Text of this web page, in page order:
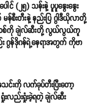
ါင် (၂၅) သန်းနဲ့ ပူပူနွေးနွေး
စီးတီးနဲ့ နည်းပြ ဂွါဒီယိုလာတို့
ဗာဆစ်ကို ချဲလ်ဆီးတို့ လွယ်လွယ်ကူ
ဂွန်ဒိုဂန်ရဲ့နေရာအတွက် ကိုဗာ
င်းကို လက်ခုပ်တီးပြီးတော့
းလည်းရှုံးခဲ့ရတဲ့ ချဲလ်ဆီး